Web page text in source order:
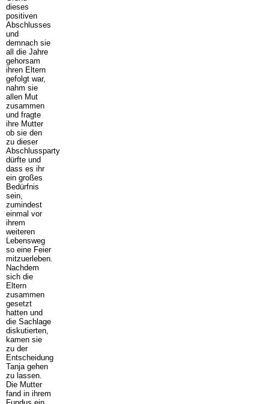
dieses
positiven
Abschlusses
und
demnach sie
all die Jahre
gehorsam
ihren Eltern
gefolgt war,
nahm sie
allen Mut
zusammen
und fragte
ihre Mutter
ob sie den
zu dieser
Abschlussparty
dürfte und
dass es ihr
ein großes
Bedürfnis
sein,
zumindest
einmal vor
ihrem
weiteren
Lebensweg
so eine Feier
mitzuerleben.
Nachdem
sich die
Eltern
zusammen
gesetzt
hatten und
die Sachlage
diskutierten,
kamen sie
zu der
Entscheidung
Tanja gehen
zu lassen.
Die Mutter
fand in ihrem